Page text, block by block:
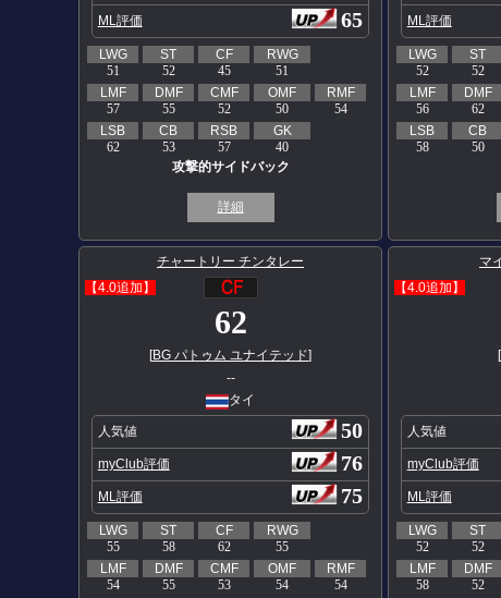
ML評価 65
LWG
51
ST
52
CF
45
RWG
51
LMF
57
DMF
55
CMF
52
OMF
50
RMF
54
LSB
62
CB
53
RSB
57
GK
40
攻撃的サイドバック
詳細
ML評価
LWG
52
ST
52
LMF
56
DMF
62
LSB
58
CB
50
チャートリー チンタレー
【4.0追加】
62
[BG パトゥム ユナイテッド]
--
タイ
人気値 50
myClub評価 76
ML評価 75
LWG
55
ST
58
CF
62
RWG
55
LMF
54
DMF
55
CMF
53
OMF
54
RMF
54
マ
【4.0追加】
[
人気値
myClub評価
ML評価
LWG
52
ST
52
LMF
58
DMF
52